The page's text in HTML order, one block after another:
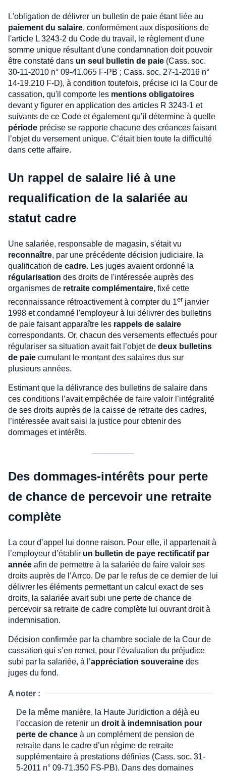
L'obligation de délivrer un bulletin de paie étant liée au
paiement du salaire, conformément aux dispositions de
l'article L 3243-2 du Code du travail, le règlement d'une
somme unique résultant d'une condamnation doit pouvoir
être constaté dans un seul bulletin de paie (Cass. soc.
30-11-2010 n° 09-41.065 F-PB ; Cass. soc. 27-1-2016 n°
14-19.210 F-D), à condition toutefois, précise ici la Cour de
cassation, qu'il comporte les mentions obligatoires
devant y figurer en application des articles R 3243-1 et
suivants de ce Code et également qu’il détermine à quelle
période précise se rapporte chacune des créances faisant
l’objet du versement unique. C’était bien toute la difficulté
dans cette affaire.
Un rappel de salaire lié à une
requalification de la salariée au
statut cadre
Une salariée, responsable de magasin, s'était vu
reconnaître, par une précédente décision judiciaire, la
qualification de cadre. Les juges avaient ordonné la
régularisation des droits de l'intéressée auprès des
organismes de retraite complémentaire, fixé cette
reconnaissance rétroactivement à compter du 1er janvier
1998 et condamné l'employeur à lui délivrer des bulletins
de paie faisant apparaître les rappels de salaire
correspondants. Or, chacun des versements effectués pour
régulariser sa situation avait fait l’objet de deux bulletins
de paie cumulant le montant des salaires dus sur
plusieurs années.
Estimant que la délivrance des bulletins de salaire dans
ces conditions l’avait empêchée de faire valoir l’intégralité
de ses droits auprès de la caisse de retraite des cadres,
l’intéressée avait saisi la justice pour obtenir des
dommages et intérêts.
Des dommages-intérêts pour perte
de chance de percevoir une retraite
complète
La cour d’appel lui donne raison. Pour elle, il appartenait à
l’employeur d’établir un bulletin de paye rectificatif par
année afin de permettre à la salariée de faire valoir ses
droits auprès de l’Arrco. De par le refus de ce dernier de lui
délivrer les éléments permettant un calcul exact de ses
droits, la salariée avait subi une perte de chance de
percevoir sa retraite de cadre complète lui ouvrant droit à
indemnisation.
Décision confirmée par la chambre sociale de la Cour de
cassation qui s’en remet, pour l’évaluation du préjudice
subi par la salariée, à l’appréciation souveraine des
juges du fond.
A noter :
De la même manière, la Haute Juridiction a déjà eu
l’occasion de retenir un droit à indemnisation pour
perte de chance à un complément de pension de
retraite dans le cadre d’un régime de retraite
supplémentaire à prestations définies (Cass. soc. 31-
5-2011 n° 09-71.350 FS-PB). Dans des domaines